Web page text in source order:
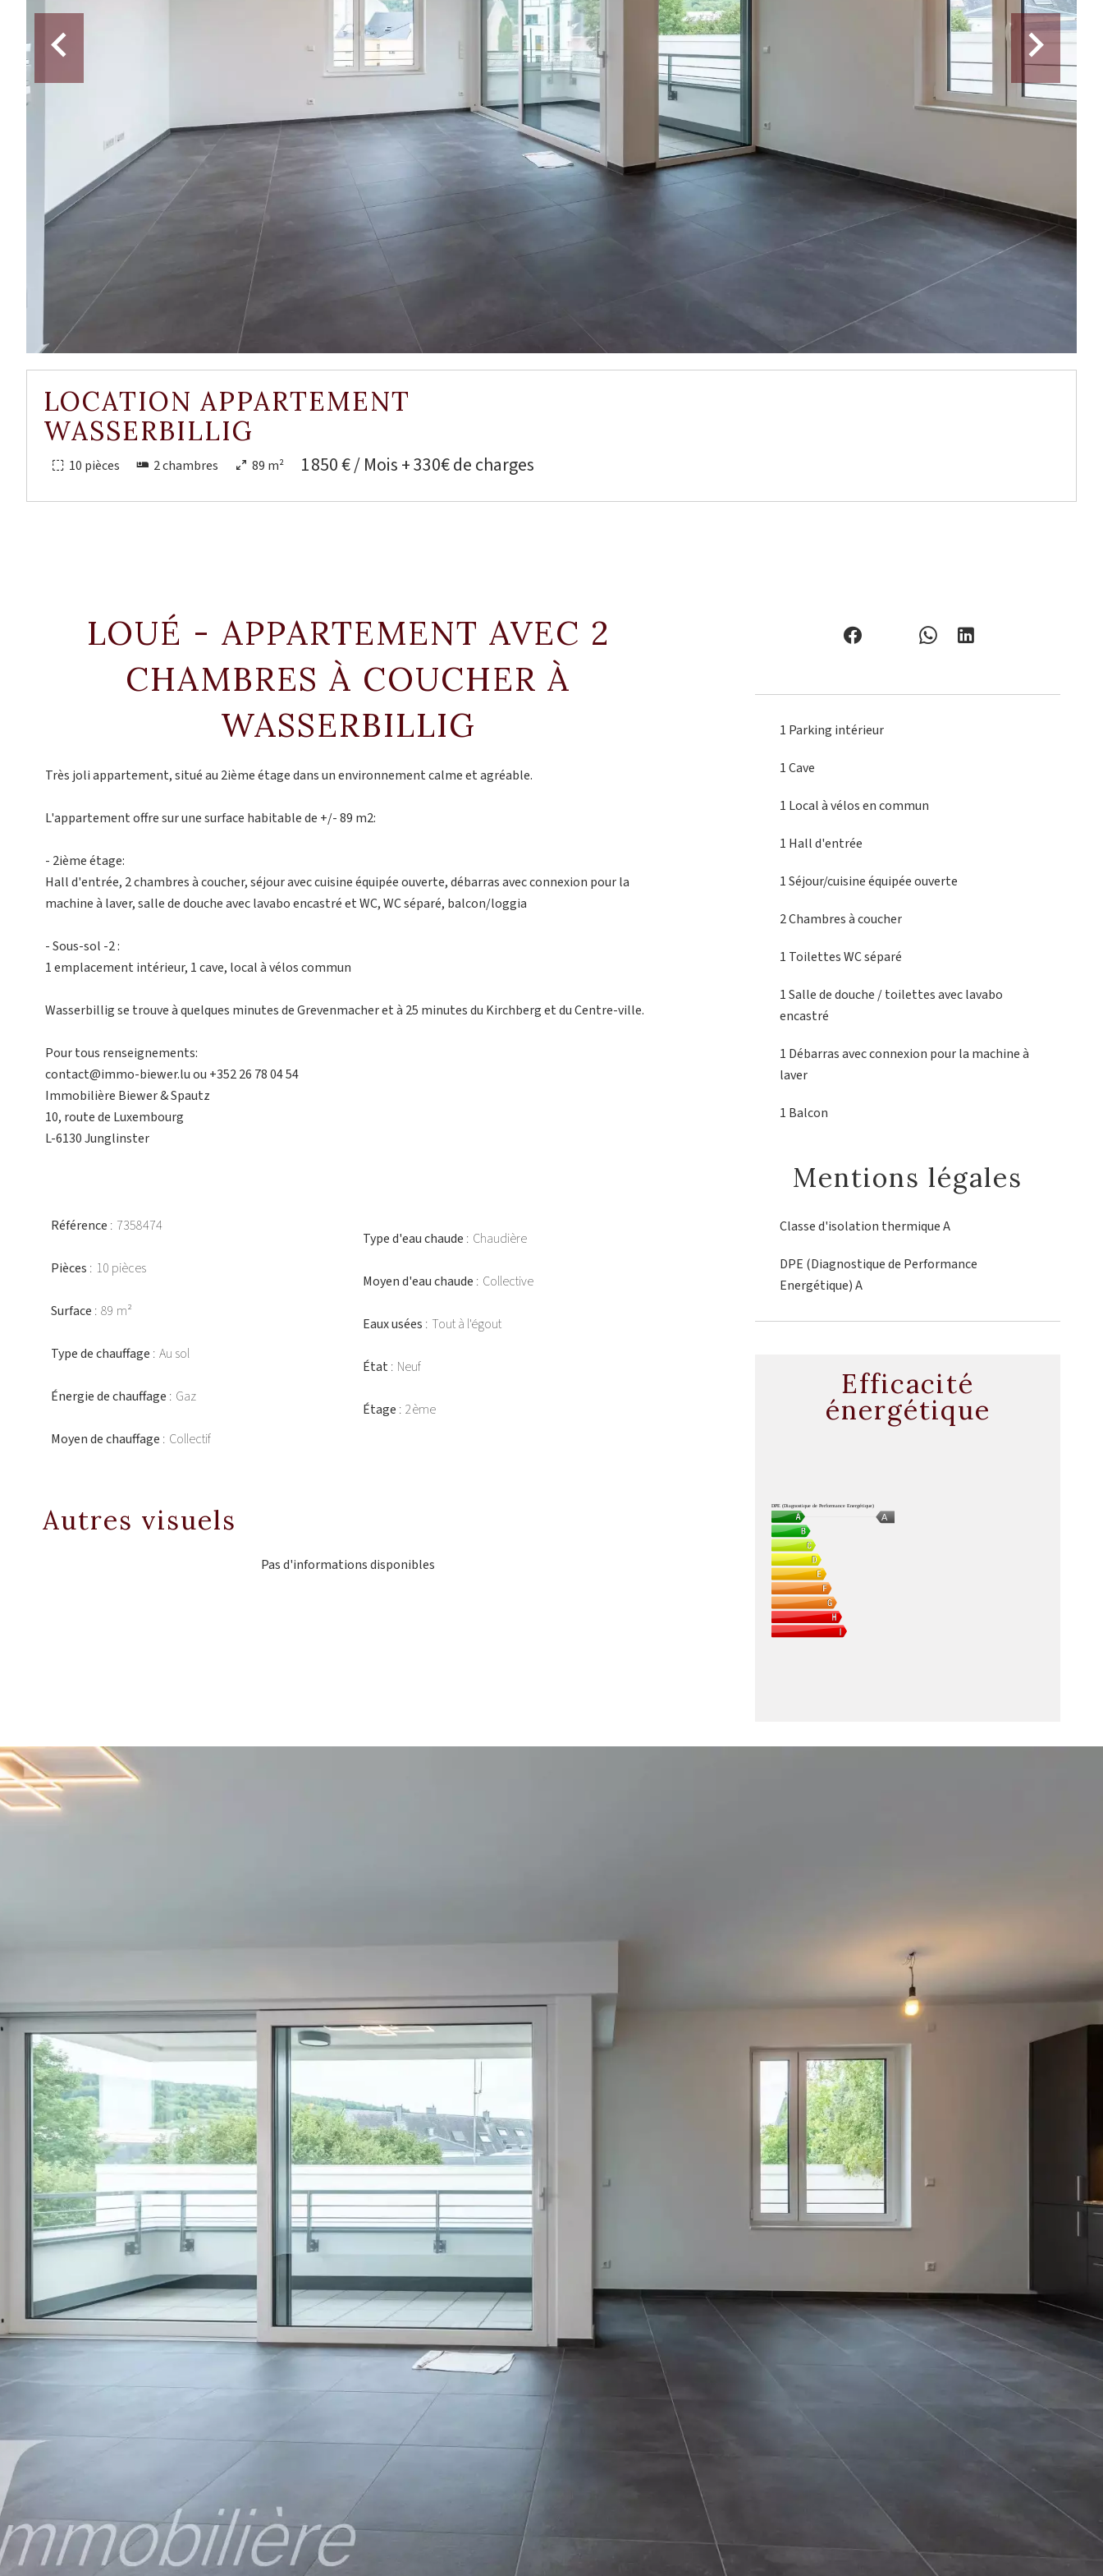
LOCATION APPARTEMENT
WASSERBILLIG
10 pièces 2 chambres 89 m² 1 850 € / Mois + 330€ de charges
LOUÉ - APPARTEMENT AVEC 2
CHAMBRES À COUCHER À
WASSERBILLIG
Très joli appartement, situé au 2ième étage dans un environnement calme et agréable.
L'appartement offre sur une surface habitable de +/- 89 m2:
- 2ième étage:
Hall d'entrée, 2 chambres à coucher, séjour avec cuisine équipée ouverte, débarras avec connexion pour la
machine à laver, salle de douche avec lavabo encastré et WC, WC séparé, balcon/loggia
- Sous-sol -2 :
1 emplacement intérieur, 1 cave, local à vélos commun
Wasserbillig se trouve à quelques minutes de Grevenmacher et à 25 minutes du Kirchberg et du Centre-ville.
Pour tous renseignements:
contact@immo-biewer.lu ou +352 26 78 04 54
Immobilière Biewer & Spautz
10, route de Luxembourg
L-6130 Junglinster
Référence 7358474
Pièces 10 pièces
Surface 89 m²
Type de chauffage Au sol
Énergie de chauffage Gaz
Moyen de chauffage Collectif
Type d'eau chaude Chaudière
Moyen d'eau chaude Collective
Eaux usées Tout à l'égout
État Neuf
Étage 2ème
Autres visuels
Pas d'informations disponibles
1 Parking intérieur
1 Cave
1 Local à vélosen commun
1 Hall d'entrée
1 Séjour/cuisineéquipée ouverte
2 Chambresà coucher
1 ToilettesWC séparé
1 Salle de douche / toilettesavec lavabo
encastré
1 Débarrasavec connexion pour la machine à
laver
1 Balcon
Mentions légales
Classe d'isolation thermiqueA
DPE (Diagnostique de Performance
Energétique)A
Efficacité
énergétique
A
DPE (Diagnostique de Performance Energétique)